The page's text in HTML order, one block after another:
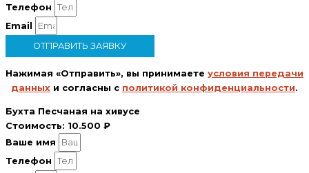
Телефон
Email
ОТПРАВИТЬ ЗАЯВКУ
Нажимая «Отправить», вы принимаете условия передачи
данных и согласны с политикой конфиденциальности.
Бухта Песчаная на хивусе
Стоимость: 10.500 ₽
Ваше имя
Телефон